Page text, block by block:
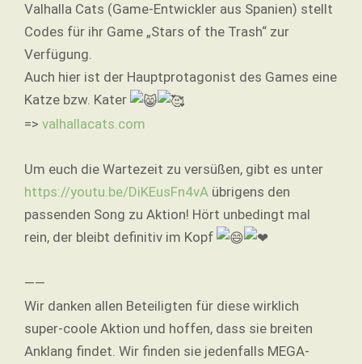
Valhalla Cats (Game-Entwickler aus Spanien) stellt
Codes für ihr Game „Stars of the Trash“ zur
Verfügung.
Auch hier ist der Hauptprotagonist des Games eine
Katze bzw. Kater
=> valhallacats.com
Um euch die Wartezeit zu versüßen, gibt es unter
https://youtu.be/DiKEusFn4vA übrigens den
passenden Song zu Aktion! Hört unbedingt mal
rein, der bleibt definitiv im Kopf
——
Wir danken allen Beteiligten für diese wirklich
super-coole Aktion und hoffen, dass sie breiten
Anklang findet. Wir finden sie jedenfalls MEGA-